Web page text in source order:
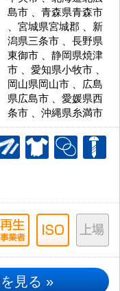
島市 、青森県青森市
、宮城県宮城郡 、新
潟県三条市 、長野県
東御市 、静岡県焼津
市 、愛知県小牧市 、
岡山県岡山市 、広島
県広島市 、愛媛県西
条市 、沖縄県糸満市
見る »